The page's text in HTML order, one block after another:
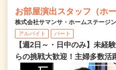
お部屋演出スタッフ（ホ
株式会社サマンサ・ホームステージ
アルバイト パート
【週2日～・日中のみ】未
らの挑戦大歓迎！主婦多数活